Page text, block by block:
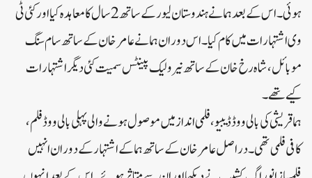
ہوئی۔اس کے بعد ہما نے ہندوستان لیور کے ساتھ 2 سال کا معاہدہ کیا اور کئی ٹی
وی اشتہارات میں کام کیا۔اس دوران ہما نے عامر خان کے ساتھ سام سنگ
موبائل، شاہ رخ خان کے ساتھ نیرولیک پینٹس سمیت کئی دیگر اشتہارات
کیے تھے۔
ہما قریشی کی بالی ووڈ ڈیبیو،فلمی انداز میں موصول ہونے والی پہلی بالی ووڈ فلم،
کافی فلمی تھی۔دراصل عامر خان کے ساتھ ہما کے اشتہار کے دوران انہیں